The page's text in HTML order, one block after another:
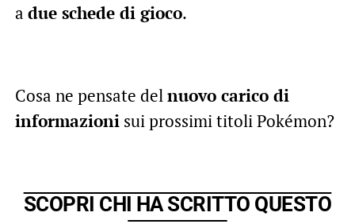
a due schede di gioco.
Cosa ne pensate delnuovo carico di
informazionisui prossimi titoli Pokémon?
SCOPRI CHI HA SCRITTO QUESTO